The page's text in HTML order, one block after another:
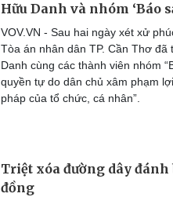
Hữu Danh và nhóm ‘Báo
VOV.VN - Sau hai ngày xét xử
Tòa án nhân dân TP. Cần Thơ
Danh cùng các thành viên nhóm
quyền tự do dân chủ xâm phạm
pháp của tổ chức, cá nhân”.
Triệt xóa đường dây
đồng